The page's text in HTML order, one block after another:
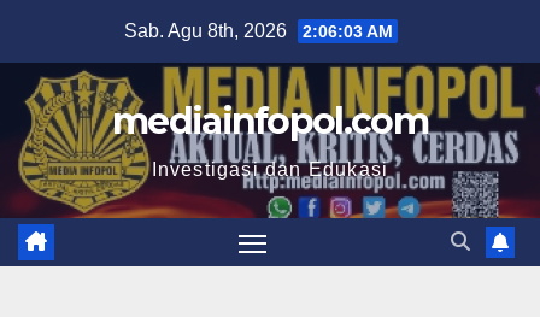
content
Sab. Agu 8th, 2026 2:06:04 AM
mediainfopol.com
Investigasi dan Edukasi